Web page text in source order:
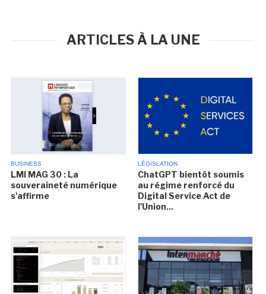
ARTICLES À LA UNE
BUSINESS
LMI MAG 30 : La
souveraineté numérique
s'affirme
LÉGISLATION
ChatGPT bientôt soumis
au régime renforcé du
Digital Service Act de
l'Union...